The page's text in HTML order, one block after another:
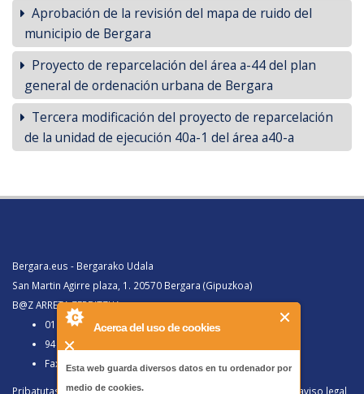
Acerca del uso de cookies
Esta web guarda diversos datos en tu ordenador por
medio de cookies.
Aprobación de la revisión del mapa de ruido del
municipio de Bergara
Proyecto de reparcelación del área a-44 del plan
general de ordenación urbana de Bergara
Tercera modificación del proyecto de reparcelación
de la unidad de ejecución 40a-1 del área a40-a
Bergara.eus - Bergarako Udala
San Martin Agirre plaza, 1. 20570 Bergara (Gipuzkoa)
B@Z ARRETA ZERBITZUA:
010, Bergaratik deituz gero
943 77 91 00, Bergaraz kanpotik deituz gero
Faxa 943 77 91 63
Pribatutasun politika eta lege oharra Política de privacidad y aviso legal